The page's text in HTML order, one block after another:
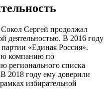
Сокол Сергей продолжал
деятельностью. В 2016 году
«Единая Россия».
компанию по
регионального списка
2018 году ему доверили
избирательной